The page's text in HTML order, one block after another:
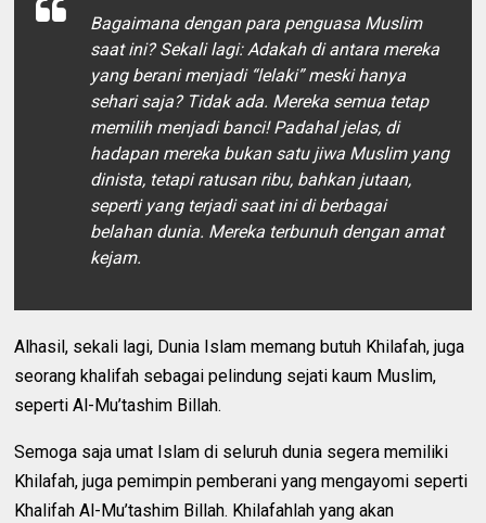
Bagaimana dengan para penguasa Muslim
saat ini? Sekali lagi: Adakah di antara mereka
yang berani menjadi “lelaki” meski hanya
sehari saja? Tidak ada. Mereka semua tetap
memilih menjadi banci! Padahal jelas, di
hadapan mereka bukan satu jiwa Muslim yang
dinista, tetapi ratusan ribu, bahkan jutaan,
seperti yang terjadi saat ini di berbagai
belahan dunia. Mereka terbunuh dengan amat
kejam.
Alhasil, sekali lagi, Dunia Islam memang butuh Khilafah, juga
seorang khalifah sebagai pelindung sejati kaum Muslim,
seperti Al-Mu’tashim Billah.
Semoga saja umat Islam di seluruh dunia segera memiliki
Khilafah, juga pemimpin pemberani yang mengayomi seperti
Khalifah Al-Mu’tashim Billah. Khilafahlah yang akan